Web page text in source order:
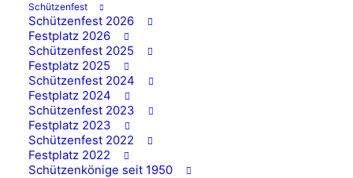
Schützenfest
Schützenfest 2026
Festplatz 2026
Schützenfest 2025
Festplatz 2025
Schützenfest 2024
Festplatz 2024
Schützenfest 2023
Festplatz 2023
Schützenfest 2022
Festplatz 2022
Schützenkönige seit 1950